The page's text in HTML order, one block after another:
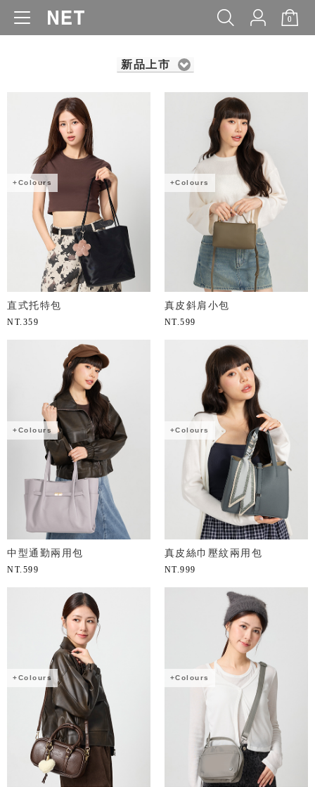
0
WOMEN MEN KIDS BABY
新品上市
+Colours
直式托特包
NT. 359
+Colours
真皮斜肩小包
NT.599
+Colours
中型通勤兩用包
NT. 599
+Colours
真皮絲巾壓紋兩用包
NT.999
+Colours +Colours